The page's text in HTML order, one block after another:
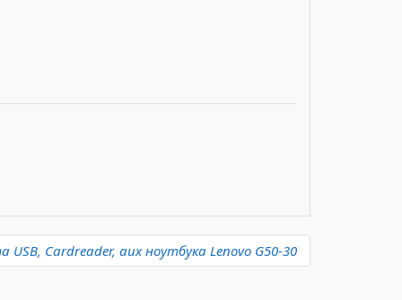
USB, Cardreader, aux ноутбука Lenovo G50-30